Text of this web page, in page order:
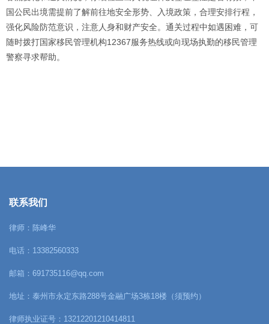
国公民出境需提前了解前往地安全形势、入境政策，合理安排行程，
强化风险防范意识，注意人身和财产安全。通关过程中如遇困难，可
随时拨打国家移民管理机构12367服务热线或向现场执勤的移民管理
警察寻求帮助。
联系我们
律师：陈峰华
电话：13382560333
邮箱：691735116@qq.com
地址：泰州市永定东路288号金融广场3栋18楼（须预约）
律师执业证号：13212201210414811